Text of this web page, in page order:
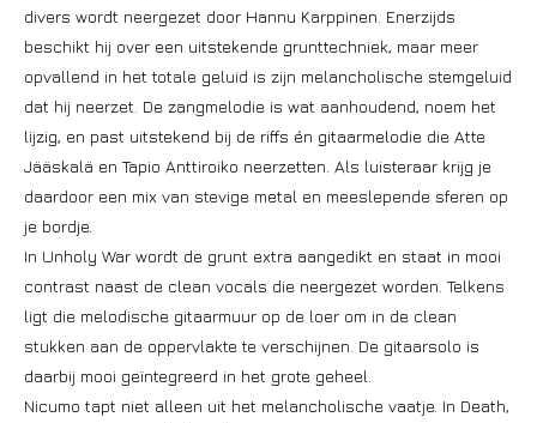
divers wordt neergezet door Hannu Karppinen. Enerzijds
beschikt hij over een uitstekende grunttechniek, maar meer
opvallend in het totale geluid is zijn melancholische stemgeluid
dat hij neerzet. De zangmelodie is wat aanhoudend, noem het
lijzig, en past uitstekend bij de riffs én gitaarmelodie die Atte
Jääskalä en Tapio Anttiroiko neerzetten. Als luisteraar krijg je
daardoor een mix van stevige metal en meeslepende sferen op
je bordje.
In Unholy War wordt de grunt extra aangedikt en staat in mooi
contrast naast de clean vocals die neergezet worden. Telkens
ligt die melodische gitaarmuur op de loer om in de clean
stukken aan de oppervlakte te verschijnen. De gitaarsolo is
daarbij mooi geïntegreerd in het grote geheel.
Nicumo tapt niet alleen uit het melancholische vaatje. In Death,